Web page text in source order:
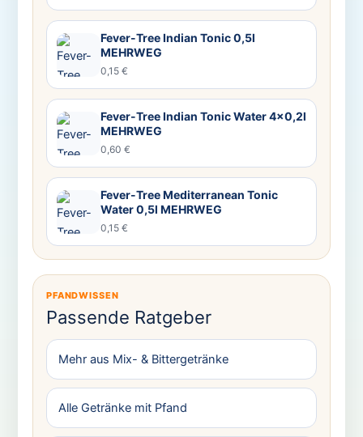
Fever-Tree Indian Tonic 0,5l
MEHRWEG
0,15 €
Fever-Tree Indian Tonic Water 4×0,2l
MEHRWEG
0,60 €
Fever-Tree Mediterranean Tonic
Water 0,5l MEHRWEG
0,15 €
PFANDWISSEN
Passende Ratgeber
Mehr aus Mix- & Bittergetränke
Alle Getränke mit Pfand